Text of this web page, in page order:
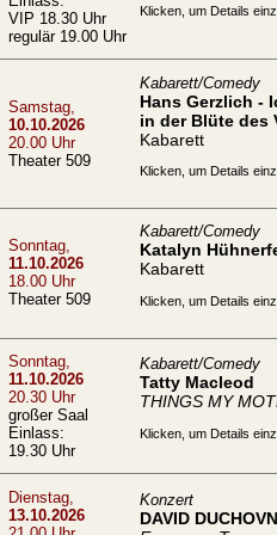
VIP 18.30 Uhr
regulär 19.00 Uhr
Klicken, um Details
Samstag,
10.10.2026
20.00 Uhr
Theater 509
Kabarett/Comedy
Hans Gerzlich -
in der Blüte des
Kabarett
Klicken, um Details
Sonntag,
11.10.2026
18.00 Uhr
Theater 509
Kabarett/Comedy
Katalyn
Kabarett
Klicken, um Details
Sonntag,
11.10.2026
20.30 Uhr
großer Saal
Einlass:
19.30 Uhr
Kabarett/Comedy
Tatty Macleod
THINGS MY
Klicken, um Details
Dienstag,
13.10.2026
Konzert
DAVID